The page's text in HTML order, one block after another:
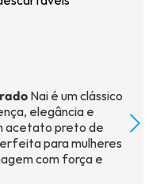
Nai é um clássico
elegância e
acetato preto de
para mulheres
com força e